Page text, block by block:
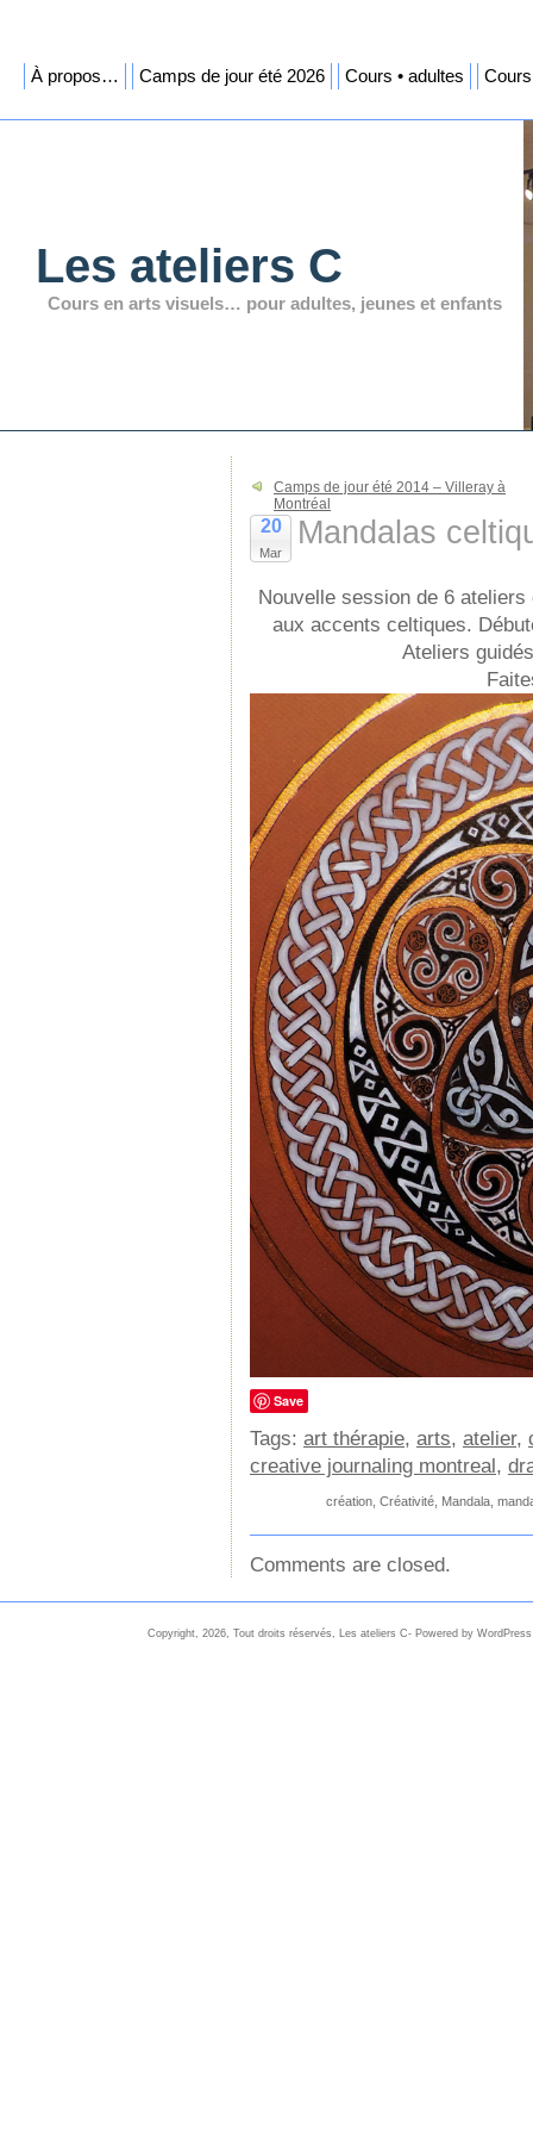
Les ateliers C
Cours en arts visuels… pour adultes, jeunes et enfants
Camps de jour été 2014 – Villeray à
Montréal
20
Mar
Mandalas
Nouvelle session de 6
aux accents celtiques.
Ateliers
Save
Tags: art thérapie, arts, atelier,
creative journaling montreal,
création Créativité Mandala
Comments are closed.
Copyright, 2026, Tout droits réservés, Les ateliers C- Powered by WordPress
À propos… Camps de jour été 2026 Cours • adultes